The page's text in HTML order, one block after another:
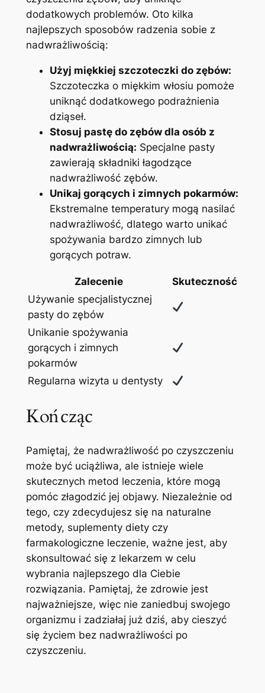
‍dodatkowych ⁣problemów. Oto‍ kilka
najlepszych sposobów ‍radzenia sobie z
nadwrażliwością:
Użyj miękkiej szczoteczki do zębów:
Szczoteczka ​o miękkim włosiu pomoże
uniknąć dodatkowego podrażnienia
dziąseł.
Stosuj pastę do‍ zębów dla osób z
nadwrażliwością: Specjalne pasty
zawierają składniki łagodzące⁢
nadwrażliwość zębów.
Unikaj gorących i zimnych pokarmów:
Ekstremalne temperatury ⁤mogą nasilać
nadwrażliwość, dlatego warto unikać
spożywania bardzo zimnych ​lub⁤
gorących potraw.
Zalecenie
Skuteczność
Używanie specjalistycznej
pasty do zębów
Unikanie spożywania‍
gorących i zimnych
pokarmów
Regularna wizyta ‍u dentysty
Kończąc
Pamiętaj, że nadwrażliwość po czyszczeniu
może być uciążliwa, ale istnieje wiele
skutecznych metod leczenia, które mogą
pomóc złagodzić jej objawy. Niezależnie od
tego, czy zdecydujesz się na naturalne
metody, suplementy diety czy
farmakologiczne leczenie, ważne jest, aby
skonsultować się z lekarzem w celu
wybrania najlepszego dla Ciebie
rozwiązania. Pamiętaj,‍ że zdrowie jest
najważniejsze, więc nie zaniedbuj swojego
organizmu i zadziałaj już dziś, aby cieszyć
się życiem bez nadwrażliwości po
czyszczeniu.